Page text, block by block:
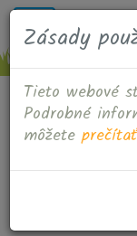
Toggle
navigation
Zásady
Tieto webové
Podrobné
môžete